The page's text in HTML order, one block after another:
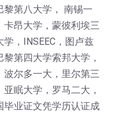
第八大学， 南锡一
卡昂大学，蒙彼利埃三
，INSEEC，图卢兹
第四大学索邦大学，
尔多一大，里尔第三
眠大学，罗马二大，
毕业证文凭学历认证成